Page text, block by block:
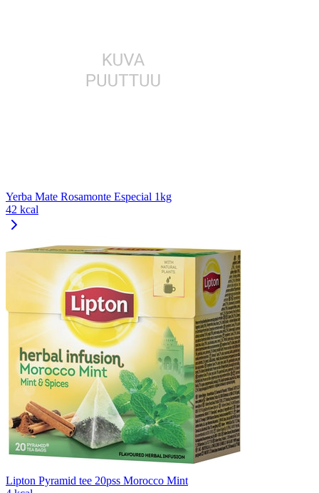
Yerba Mate Rosamonte Especial 1kg
42 kcal
Lipton Pyramid tee 20pss Morocco Mint